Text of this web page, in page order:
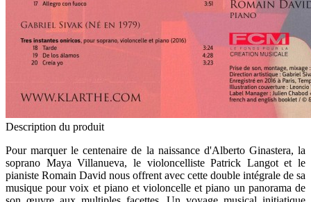
Description du produit
Pour marquer le centenaire de la naissance d'Alberto Ginastera, la
soprano Maya Villanueva, le violoncelliste Patrick Langot et le
pianiste Romain David nous offrent avec cette double intégrale de sa
musique pour voix et piano et violoncelle et piano un panorama de